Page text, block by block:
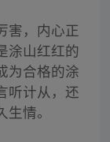
害，内心正
涂山红红的
为合格的涂
听计从，还
情。